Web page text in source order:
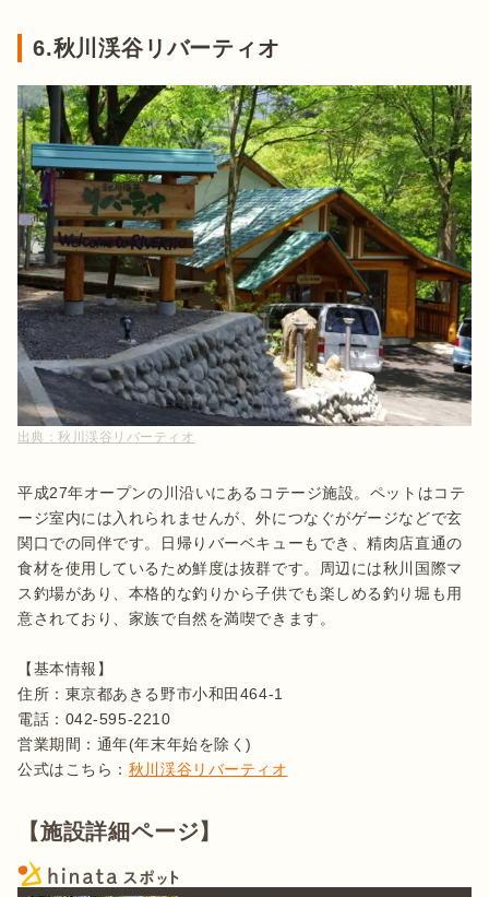
6.秋川渓谷リバーティオ
出典：秋川渓谷リバーティオ
平成27年オープンの川沿いにあるコテージ施設。ペットはコテ
ージ室内には入れられませんが、外につなぐがゲージなどで玄
関口での同伴です。日帰りバーベキューもでき、精肉店直通の
食材を使用しているため鮮度は抜群です。周辺には秋川国際マ
ス釣場があり、本格的な釣りから子供でも楽しめる釣り堀も用
意されており、家族で自然を満喫できます。
【基本情報】
住所：東京都あきる野市小和田464-1
電話：042-595-2210
営業期間：通年(年末年始を除く)
公式はこちら： 秋川渓谷リバーティオ
【施設詳細ページ】